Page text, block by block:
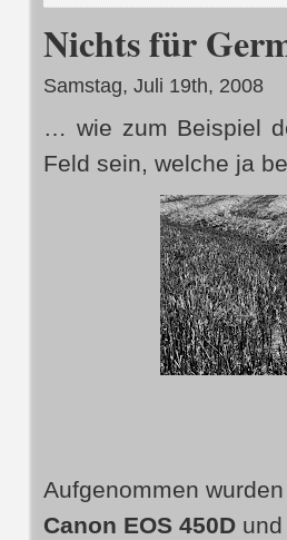
Nichts für
Samstag, Juli 19th, 2008
… wie zum Beispiel
Feld sein, welche ja
Aufgenommen
Canon EOS 450D